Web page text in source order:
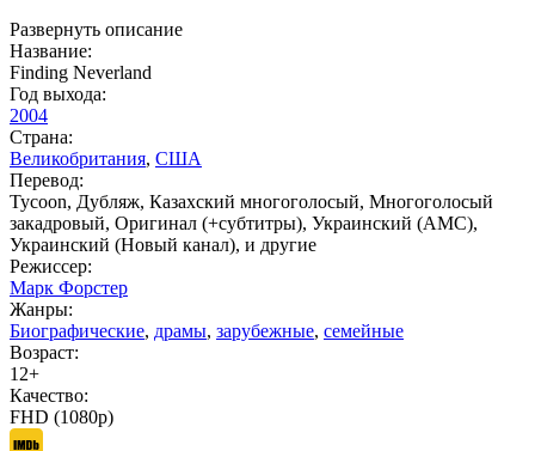
Развернуть описание
Название:
Finding Neverland
Год выхода:
2004
Страна:
Великобритания, США
Перевод:
Tycoon, Дубляж, Казахский многоголосый, Многоголосый
закадровый, Оригинал (+субтитры), Украинский (AMC),
Украинский (Новый канал), и другие
Режиссер:
Марк Форстер
Жанры:
Биографические, драмы, зарубежные, семейные
Возраст:
12+
Качество:
FHD (1080p)